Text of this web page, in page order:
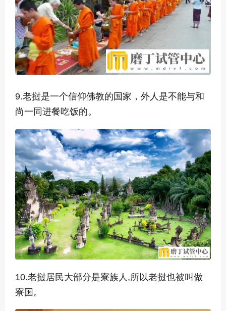
9.老挝是一个信仰佛教的国家，外人是不能与和
尚一同进餐吃饭的。
10.老挝居民大部分是寮族人,所以老挝也被叫做
寮国。